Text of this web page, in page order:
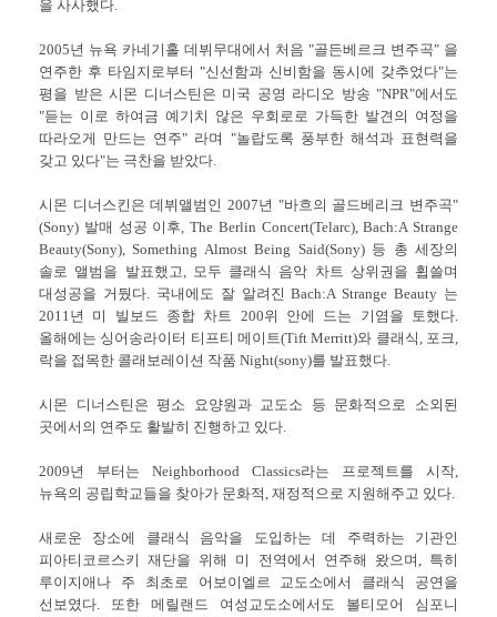
을 사사했다.
2005년 뉴욕 카네기홀 데뷔무대에서 처음 "골든베르크 변주곡" 을
연주한 후 타임지로부터 "신선함과 신비함을 동시에 갖추었다"는
평을 받은 시몬 디너스틴은 미국 공영 라디오 방송 "NPR"에서도
"듣는 이로 하여금 예기치 않은 우회로로 가득한 발견의 여정을
따라오게 만드는 연주" 라며 "놀랍도록 풍부한 해석과 표현력을
갖고 있다"는 극찬을 받았다.
시몬 디너스킨은 데뷔앨범인 2007년 "바흐의 골드베리크 변주곡"
(Sony) 발매 성공 이후, The Berlin Concert(Telarc), Bach:A Strange
Beauty(Sony), Something Almost Being Said(Sony) 등 총 세장의
솔로 앨범을 발표했고, 모두 클래식 음악 차트 상위권을 휩쓸며
대성공을 거뒀다. 국내에도 잘 알려진 Bach:A Strange Beauty 는
2011년 미 빌보드 종합 차트 200위 안에 드는 기염을 토했다.
올해에는 싱어송라이터 티프티 메이트(Tift Merritt)와 클래식, 포크,
락을 접목한 콜래보레이션 작품 Night(sony)를 발표했다.
시몬 디너스틴은 평소 요양원과 교도소 등 문화적으로 소외된
곳에서의 연주도 활발히 진행하고 있다.
2009년 부터는 Neighborhood Classics라는 프로젝트를 시작,
뉴욕의 공립학교들을 찾아가 문화적, 재정적으로 지원해주고 있다.
새로운 장소에 클래식 음악을 도입하는 데 주력하는 기관인
피아티코르스키 재단을 위해 미 전역에서 연주해 왔으며, 특히
루이지애나 주 최초로 어보이엘르 교도소에서 클래식 공연을
선보였다. 또한 메릴랜드 여성교도소에서도 볼티모어 심포니